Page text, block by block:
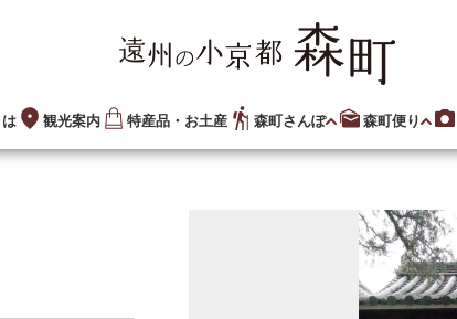
観光案内 特産品・お土産 森町さんぽ 森町便り